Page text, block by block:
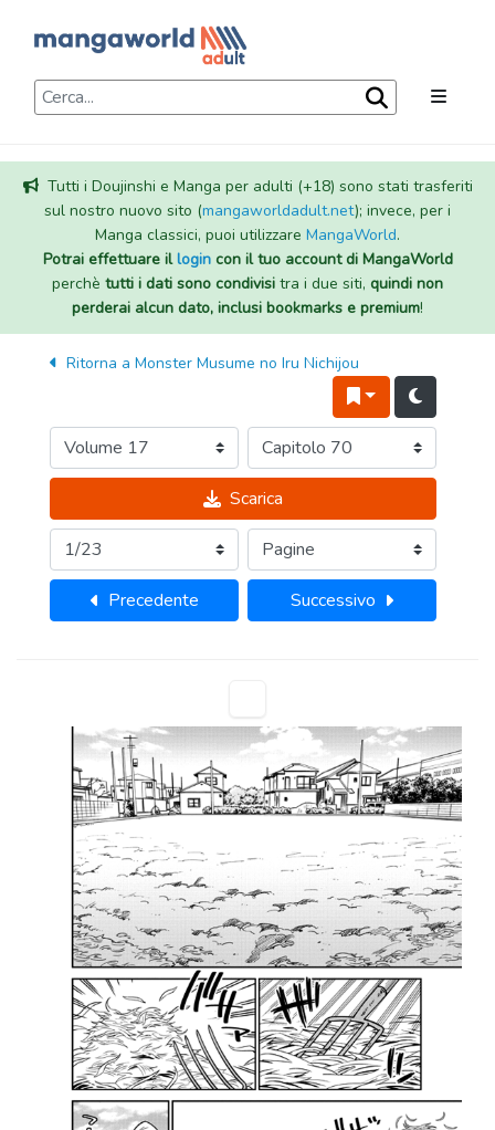
Tutti i Doujinshi e Manga per adulti (+18) sono stati trasferiti
sul nostro nuovo sito (mangaworldadult.net); invece, per i
Manga classici, puoi utilizzare MangaWorld.
Potrai effettuare illogincon il tuo account di MangaWorld
perchè tutti i dati sono condivisi tra i due siti, quindi non
perderai alcun dato, inclusi bookmarks e premium!
Ritorna a Monster Musume no Iru Nichijou
Scarica
Precedente Successivo